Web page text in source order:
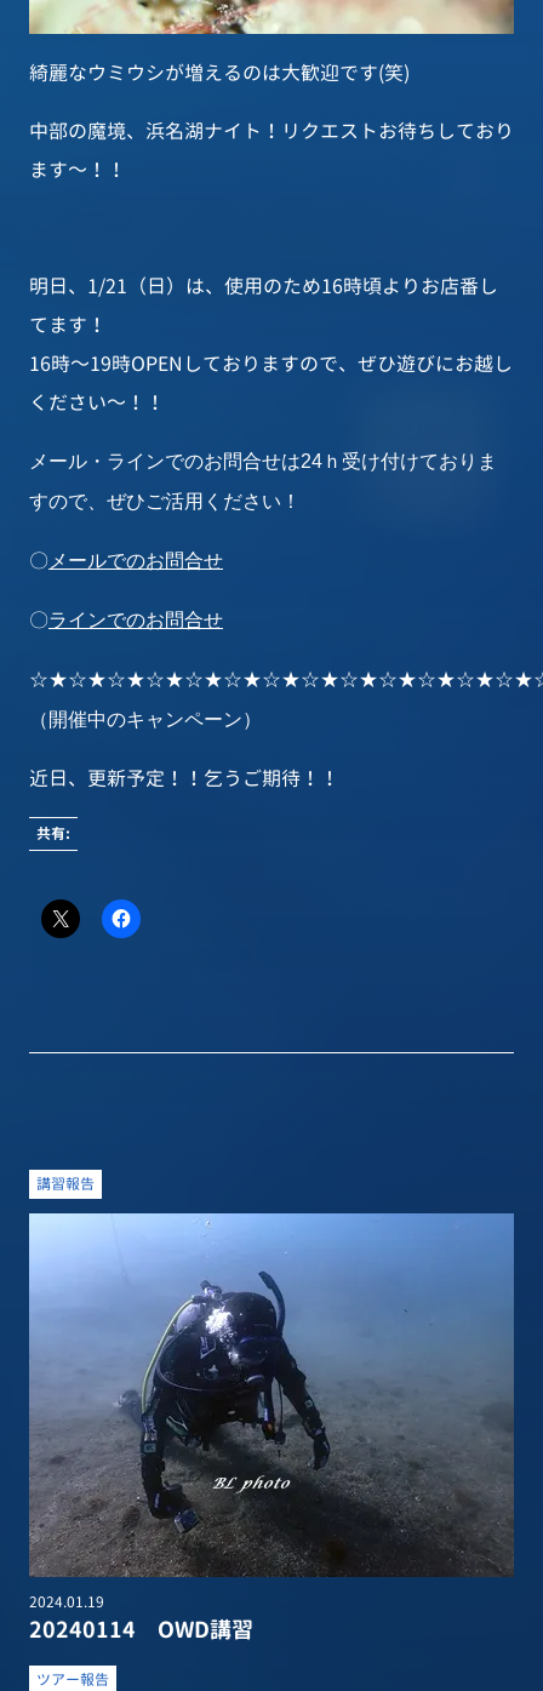
綺麗なウミウシが増えるのは大歓迎です(笑)
中部の魔境、浜名湖ナイト！リクエストお待ちしており
ます～！！
明日、1/21（日）は、使用のため16時頃よりお店番し
てます！
16時～19時OPENしておりますので、ぜひ遊びにお越し
ください～！！
メール・ラインでのお問合せは24ｈ受け付けておりま
すので、ぜひご活用ください！
〇 メールでのお問合せ
〇ラインでのお問合せ
（開催中のキャンペーン）
近日、更新予定！！乞うご期待！！
共有:
講習報告
2024.01.19
20240114 OWD講習
ツアー報告